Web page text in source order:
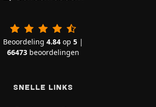
Beoordeling 4.84op 5|
66473beoordelingen
SNELLE LINKS